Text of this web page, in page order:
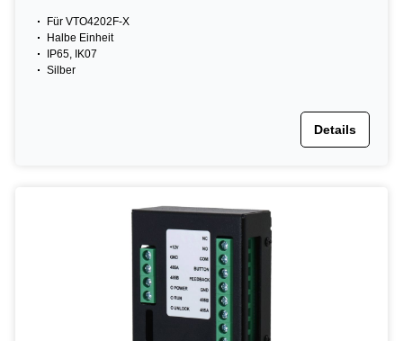
Für VTO4202F-X
Halbe Einheit
IP65, IK07
Silber
Details